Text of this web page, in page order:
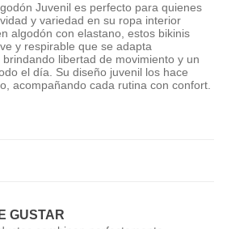
Juvenil es perfecto para quienes
y variedad en su ropa interior
algodón con elastano, estos bikinis
y respirable que se adapta
libertad de movimiento y un
el día. Su diseño juvenil los hace
acompañando cada rutina con confort.
GUSTAR